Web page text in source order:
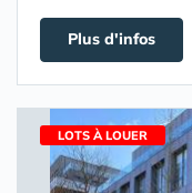
Plus d'infos
LOTS À LOUER